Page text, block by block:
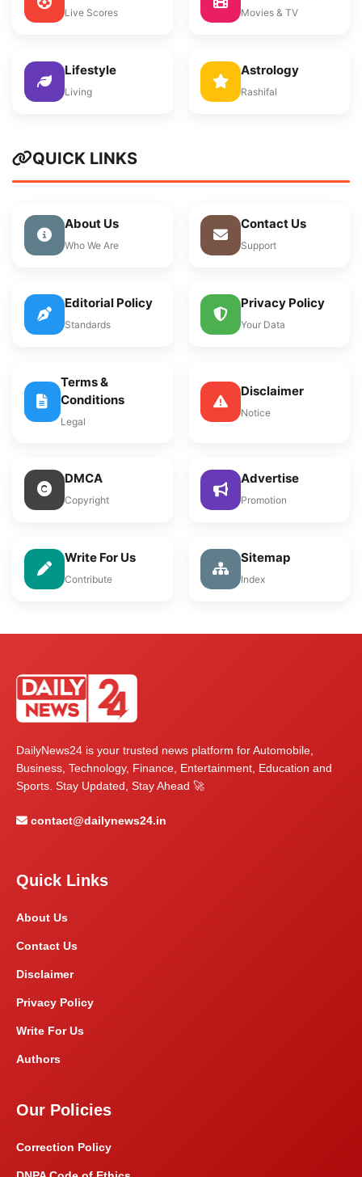
Live Scores Movies & TV
Lifestyle
Living
Astrology
Rashifal
QUICK LINKS
About Us
Who We Are
Contact Us
Support
Editorial Policy
Standards
Privacy Policy
Your Data
Terms &
Conditions
Legal
Disclaimer
Notice
DMCA
Copyright
Advertise
Promotion
Write For Us
Contribute
Sitemap
Index
DailyNews24 is your trusted news platform for Automobile,
Business, Technology, Finance, Entertainment, Education and
Sports. Stay Updated, Stay Ahead 🚀
contact@dailynews24.in
Quick Links
About Us
Contact Us
Disclaimer
Privacy Policy
Write For Us
Authors
Our Policies
Correction Policy